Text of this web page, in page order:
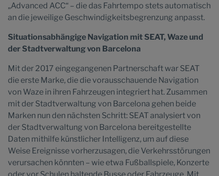
„Advanced ACC“ – die das Fahrtempo stets automatisch
an die jeweilige Geschwindigkeitsbegrenzung anpasst.
Situationsabhängige Navigation mit SEAT, Waze und
der Stadtverwaltung von Barcelona
Mit der 2017 eingegangenen Partnerschaft war SEAT
die erste Marke, die die vorausschauende Navigation
von Waze in ihren Fahrzeugen integriert hat. Zusammen
mit der Stadtverwaltung von Barcelona gehen beide
Marken nun den nächsten Schritt: SEAT analysiert von
der Stadtverwaltung von Barcelona bereitgestellte
Daten mithilfe künstlicher Intelligenz, um auf diese
Weise Ereignisse vorherzusagen, die Verkehrsstörungen
verursachen könnten – wie etwa Fußballspiele, Konzerte